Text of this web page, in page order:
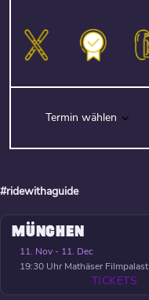
Termin wählen
#ridewithaguide
MÜNCHEN
11. Nov - 11. Dec
19:30 Uhr Mathäser Filmpalast
TICKETS